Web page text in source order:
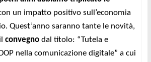
un impatto positivo sull’economia
Quest’anno saranno tante le novità,
convegno dal titolo: “Tutela e
nella comunicazione digitale” a cui